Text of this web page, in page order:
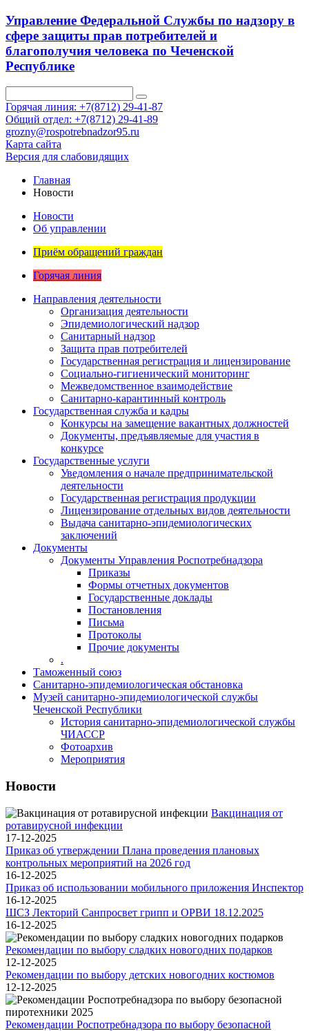
Управление Федеральной Службы по надзору в
сфере защиты прав потребителей и
благополучия человека по Чеченской
Республике
Горячая линия: +7(8712) 29-41-87
Общий отдел: +7(8712) 29-41-89
grozny@rospotrebnadzor95.ru
Карта сайта
Версия для слабовидящих
Главная
Новости
Новости
Об управлении
Приём обращений граждан
Горячая линия
Направления деятельности
Организация деятельности
Эпидемиологический надзор
Санитарный надзор
Защита прав потребителей
Государственная регистрация и лицензирование
Социально-гигиенический мониторинг
Межведомственное взаимодействие
Санитарно-карантинный контроль
Государственная служба и кадры
Конкурсы на замещение вакантных должностей
Документы, предъявляемые для участия в
конкурсе
Государственные услуги
Уведомления о начале предпринимательской
деятельности
Государственная регистрация продукции
Лицензирование отдельных видов деятельности
Выдача санитарно-эпидемиологических
заключений
Документы
Документы Управления Роспотребнадзора
Приказы
Формы отчетных документов
Государственные доклады
Постановления
Письма
Протоколы
Прочие документы
.
Таможенный союз
Санитарно-эпидемиологическая обстановка
Музей санитарно-эпидемиологической службы
Чеченской Республики
История санитарно-эпидемиологической службы
ЧИАССР
Фотоархив
Мероприятия
Новости
Вакцинация от
ротавирусной инфекции
17-12-2025
Приказ об утверждении Плана проведения плановых
контрольных мероприятий на 2026 год
16-12-2025
Приказ об использовании мобильного приложения Инспектор
16-12-2025
ШСЗ Лекторий Санпросвет грипп и ОРВИ 18.12.2025
16-12-2025
Рекомендации по выбору сладких новогодних подарков
12-12-2025
Рекомендации по выбору детских новогодних костюмов
12-12-2025
Рекомендации Роспотребнадзора по выбору безопасной